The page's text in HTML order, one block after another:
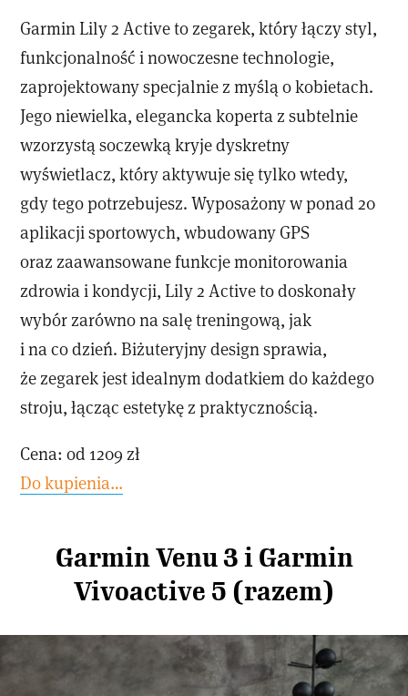
Garmin Lily 2 Active to zegarek, który łączy styl,
funkcjonalność i nowoczesne technologie,
zaprojektowany specjalnie z myślą o kobietach.
Jego niewielka, elegancka koperta z subtelnie
wzorzystą soczewką kryje dyskretny
wyświetlacz, który aktywuje się tylko wtedy,
gdy tego potrzebujesz. Wyposażony w ponad 20
aplikacji sportowych, wbudowany GPS
oraz zaawansowane funkcje monitorowania
zdrowia i kondycji, Lily 2 Active to doskonały
wybór zarówno na salę treningową, jak
i na co dzień. Biżuteryjny design sprawia,
że zegarek jest idealnym dodatkiem do każdego
stroju, łącząc estetykę z praktycznością.
Cena: od 1209 zł
Do kupienia…
Garmin Venu 3 i Garmin
Vivoactive 5 (razem)